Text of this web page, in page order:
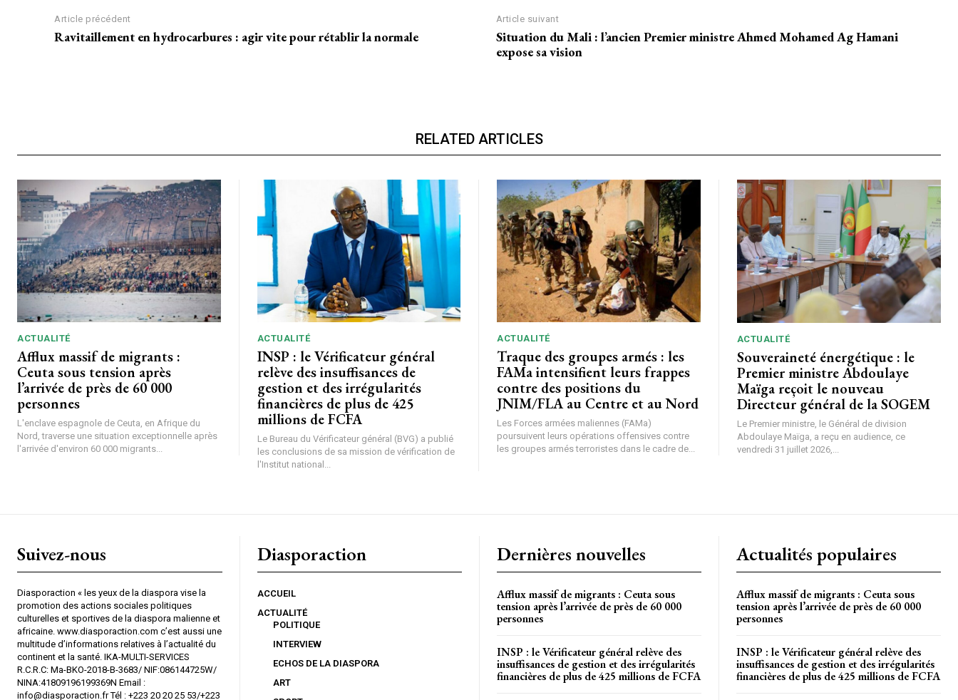
Article précédent
Ravitaillement en hydrocarbures : agir vite pour rétablir la normale
Article suivant
Situation du Mali : l’ancien Premier ministre Ahmed Mohamed Ag Hamani
expose sa vision
RELATED ARTICLES
ACTUALITÉ
Afflux massif de migrants :
Ceuta sous tension après
l’arrivée de près de 60 000
personnes
L'enclave espagnole de Ceuta, en Afrique du
Nord, traverse une situation exceptionnelle après
l'arrivée d'environ 60 000 migrants...
ACTUALITÉ
INSP : le Vérificateur général
relève des insuffisances de
gestion et des irrégularités
financières de plus de 425
millions de FCFA
Le Bureau du Vérificateur général (BVG) a publié
les conclusions de sa mission de vérification de
l'Institut national...
ACTUALITÉ
Traque des groupes armés : les
FAMa intensifient leurs frappes
contre des positions du
JNIM/FLA au Centre et au Nord
Les Forces armées maliennes (FAMa)
poursuivent leurs opérations offensives contre
les groupes armés terroristes dans le cadre de...
ACTUALITÉ
Souveraineté énergétique : le
Premier ministre Abdoulaye
Maïga reçoit le nouveau
Directeur général de la SOGEM
Le Premier ministre, le Général de division
Abdoulaye Maïga, a reçu en audience, ce
vendredi 31 juillet 2026,...
Suivez-nous
Diasporaction « les yeux de la diaspora vise la
promotion des actions sociales politiques
culturelles et sportives de la diaspora malienne et
africaine. www.diasporaction.com c’est aussi une
multitude d’informations relatives à l’actualité du
continent et la santé. IKA-MULTI-SERVICES
R.C.R.C: Ma-BKO-2018-B-3683/ NIF:086144725W/
NINA:41809196199369N Email :
info@diasporaction.fr Tél : +223 20 20 25 53/+223
Diasporaction
ACCUEIL
ACTUALITÉ
POLITIQUE
INTERVIEW
ECHOS DE LA DIASPORA
ART
Dernières nouvelles
Afflux massif de migrants : Ceuta sous
tension après l’arrivée de près de 60 000
personnes
INSP : le Vérificateur général relève des
insuffisances de gestion et des irrégularités
financières de plus de 425 millions de FCFA
Actualités populaires
Afflux massif de migrants : Ceuta sous
tension après l’arrivée de près de 60 000
personnes
INSP : le Vérificateur général relève des
insuffisances de gestion et des irrégularités
financières de plus de 425 millions de FCFA